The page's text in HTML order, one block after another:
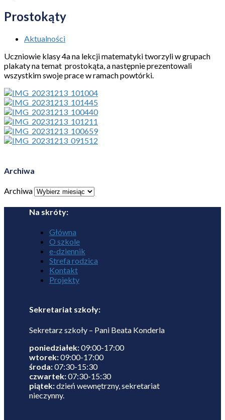
Prostokąty
Aktualności
Uczniowie klasy 4a na lekcji matematyki tworzyli w grupach
plakaty na temat prostokąta, a następnie prezentowali
wszystkim swoje prace w ramach powtórki.
Archiwa
Archiwa
Na skróty:
Główna
O szkole
e-dziennik
Strefa rodzica
Kontakt
Projekty
Sekretariat szkoły:
Sekretarz szkoły – Pani Beata Konderla
poniedziałek:09:00-17:00
wtorek:09:00-17:00
środa:07:30-15:30
czwartek:07:30-15:30
piątek:dzień wewnętrzny, sekretariat
nieczynny.